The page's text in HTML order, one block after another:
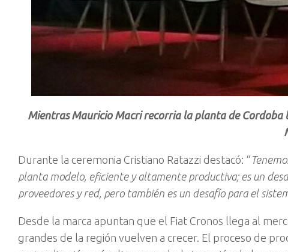
Mientras Mauricio Macri recorria la planta de
Durante la ceremonia Cristiano Ratazzi destacó: “
planta modelo, eficiente y altamente productiva; es un
proveedores y red, pero también es un desafío para el
Desde la marca apuntan que el Fiat Cronos llega al
grandes de la región vuelven a crecer. El proceso de